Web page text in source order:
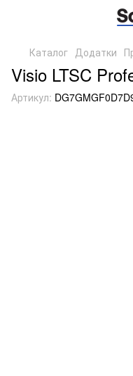
Каталог Додатки
Visio LTSC
Артикул: